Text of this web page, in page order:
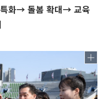
화→ 돌봄 확대→ 교육